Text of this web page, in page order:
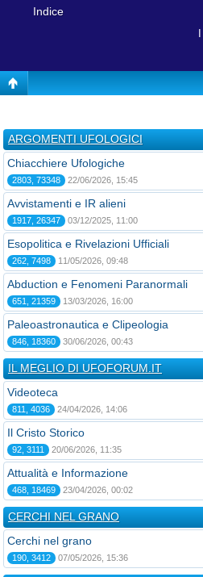
Indice
ARGOMENTI UFOLOGICI
Chiacchiere Ufologiche
2803, 73348 22/06/2026, 15:45
Avvistamenti e IR alieni
1917, 26347 03/12/2025, 11:00
Esopolitica e Rivelazioni Ufficiali
262, 7498 11/05/2026, 09:48
Abduction e Fenomeni Paranormali
651, 21359 13/03/2026, 16:00
Paleoastronautica e Clipeologia
846, 18360 30/06/2026, 00:43
IL MEGLIO DI UFOFORUM.IT
Videoteca
811, 4036 24/04/2026, 14:06
Il Cristo Storico
92, 3111 20/06/2026, 11:35
Attualità e Informazione
468, 18469 23/04/2026, 00:02
CERCHI NEL GRANO
Cerchi nel grano
190, 3412 07/05/2026, 15:36